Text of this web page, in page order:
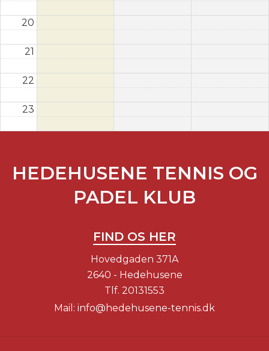
20
21
22
23
HEDEHUSENE TENNIS OG
PADEL KLUB
FIND OS HER
Hovedgaden 371A
2640 - Hedehusene
Tlf. 20131553
Mail: info@hedehusene-tennis.dk